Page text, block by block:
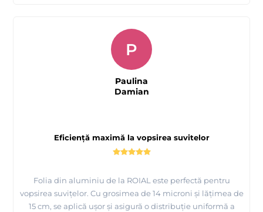
Eficiență maximă la vopsirea suvitelor
Folia din aluminiu de la ROIAL este perfectă pentru
vopsirea suvițelor. Cu grosimea de 14 microni și lățimea de
15 cm, se aplică ușor și asigură o distribuție uniformă a
P
Paulina
Damian